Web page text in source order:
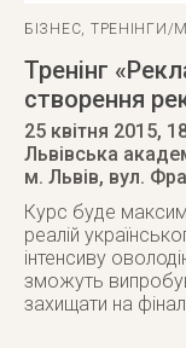
БІЗНЕС, ТРЕНІНГИ/
Тренінг
створення
25 квітня 2015,
Львівська
м. Львів, вул.
Курс буде
реалій
інтенсиву
зможуть
захищати на